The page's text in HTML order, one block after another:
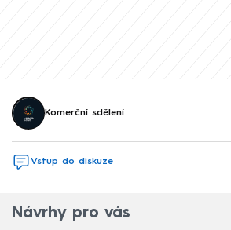
Komerční sdělení
Vstup do diskuze
Návrhy pro vás